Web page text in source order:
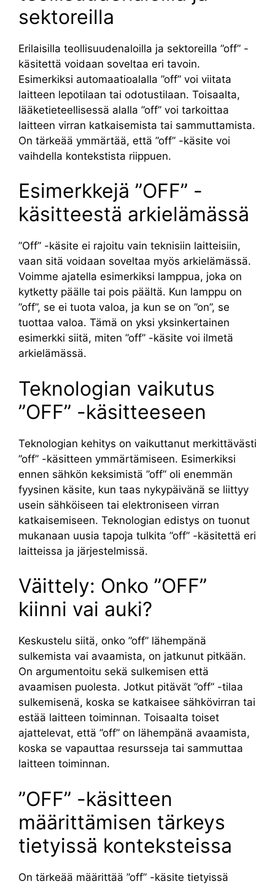
sektoreilla
Erilaisilla teollisuudenaloilla ja sektoreilla ”off” -
käsitettä voidaan soveltaa eri tavoin.
Esimerkiksi automaatioalalla ”off” voi viitata
laitteen lepotilaan tai odotustilaan. Toisaalta,
lääketieteellisessä alalla ”off” voi tarkoittaa
laitteen virran katkaisemista tai sammuttamista.
On tärkeää ymmärtää, että ”off” -käsite voi
vaihdella kontekstista riippuen.
Esimerkkejä ”OFF” -
käsitteestä arkielämässä
”Off” -käsite ei rajoitu vain teknisiin laitteisiin,
vaan sitä voidaan soveltaa myös arkielämässä.
Voimme ajatella esimerkiksi lamppua, joka on
kytketty päälle tai pois päältä. Kun lamppu on
”off”, se ei tuota valoa, ja kun se on ”on”, se
tuottaa valoa. Tämä on yksi yksinkertainen
esimerkki siitä, miten ”off” -käsite voi ilmetä
arkielämässä.
Teknologian vaikutus
”OFF” -käsitteeseen
Teknologian kehitys on vaikuttanut merkittävästi
”off” -käsitteen ymmärtämiseen. Esimerkiksi
ennen sähkön keksimistä ”off” oli enemmän
fyysinen käsite, kun taas nykypäivänä se liittyy
usein sähköiseen tai elektroniseen virran
katkaisemiseen. Teknologian edistys on tuonut
mukanaan uusia tapoja tulkita ”off” -käsitettä eri
laitteissa ja järjestelmissä.
Väittely: Onko ”OFF”
kiinni vai auki?
Keskustelu siitä, onko ”off” lähempänä
sulkemista vai avaamista, on jatkunut pitkään.
On argumentoitu sekä sulkemisen että
avaamisen puolesta. Jotkut pitävät ”off” -tilaa
sulkemisenä, koska se katkaisee sähkövirran tai
estää laitteen toiminnan. Toisaalta toiset
ajattelevat, että ”off” on lähempänä avaamista,
koska se vapauttaa resursseja tai sammuttaa
laitteen toiminnan.
”OFF” -käsitteen
määrittämisen tärkeys
tietyissä konteksteissa
On tärkeää määrittää ”off” -käsite tietyissä